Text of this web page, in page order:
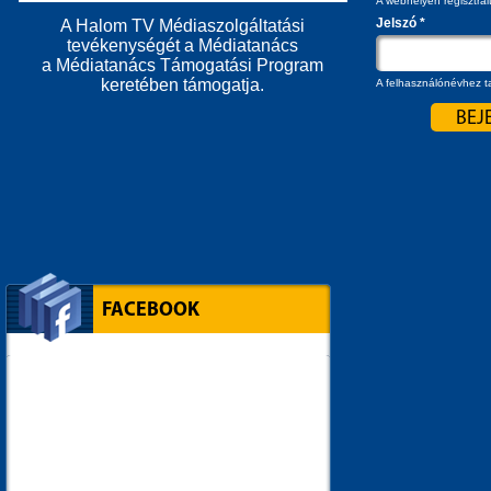
Jelszó *
A felhasználónévhez
A Halom TV Médiaszolgáltatási
tevékenységét a Médiatanács
a Médiatanács Támogatási Program
keretében támogatja.
FACEBOOK